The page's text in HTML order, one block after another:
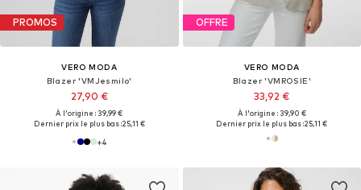
PROMOS
VERO MODA
Blazer 'VMJesmilo'
27,90 €
À l'origine : 39,99 €
Dernier prix le plus bas :25,11 €
+4
OFFRE
VERO MODA
Blazer 'VMROSIE'
33,92 €
À l'origine : 39,90 €
Dernier prix le plus bas :25,11 €